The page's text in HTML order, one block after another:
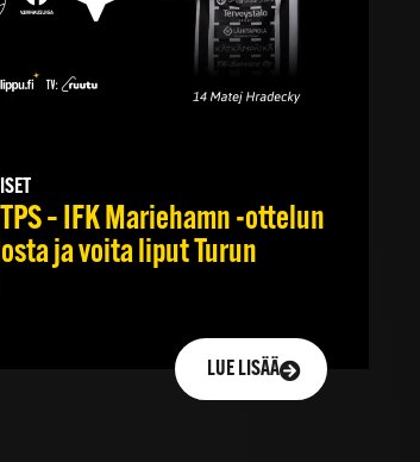
– IFK Mariehamn -ottelun
ja voita liput Turun
LUE LISÄÄ